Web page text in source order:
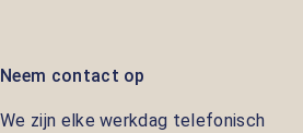
Neem contact op
We zijn elke werkdag telefonisch